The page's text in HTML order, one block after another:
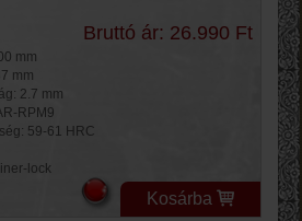
Bruttó ár: 26.990 Ft
mm
mm
2.7 mm
RPM9
59-61 HRC
lock
Kosárba